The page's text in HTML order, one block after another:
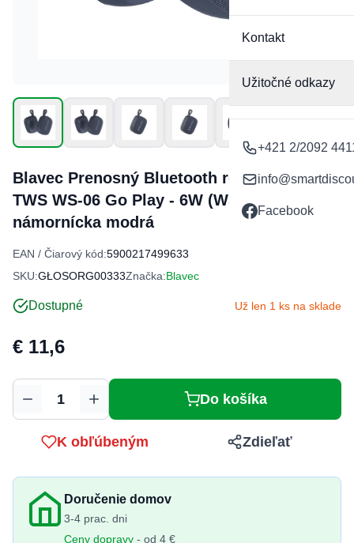
Kontakt
Užitočné odkazy
+421 2/2092
Facebook
Blavec Prenosný Bluetooth reproduktor
TWS WS-06 Go Play - 6W (WS06-N)
námornícka modrá
EAN / Čiarový kód:5900217499633
SKU:GŁOSORG00333Značka:Blavec
Dostupné Už len 1 ks na sklade
€ 11,6
Množstvo Do košíka
K obľúbeným Zdieľať
Doručenie domov
3-4 prac. dni
Ceny dopravy - od 4 €